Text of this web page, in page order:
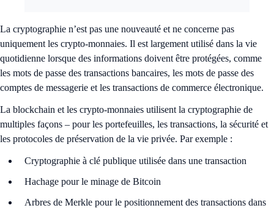
La cryptographie n’est pas une nouveauté et ne concerne pas
uniquement les crypto-monnaies. Il est largement utilisé dans la vie
quotidienne lorsque des informations doivent être protégées, comme
les mots de passe des transactions bancaires, les mots de passe des
comptes de messagerie et les transactions de commerce électronique.
La blockchain et les crypto-monnaies utilisent la cryptographie de
multiples façons – pour les portefeuilles, les transactions, la sécurité et
les protocoles de préservation de la vie privée. Par exemple :
Cryptographie à clé publique utilisée dans une transaction
Hachage pour le minage de Bitcoin
Arbres de Merkle pour le positionnement des transactions dans